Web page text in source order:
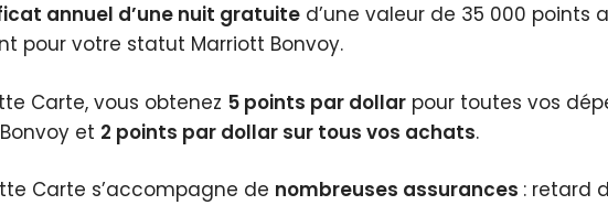
annuel d’une nuit gratuite d’une valeur de 35 000 points
pour votre statut Marriott Bonvoy.
Carte, vous obtenez 5 points par dollar pour toutes vos
et 2 points par dollar sur tous vos achats.
Carte s’accompagne de nombreuses assurances : retard